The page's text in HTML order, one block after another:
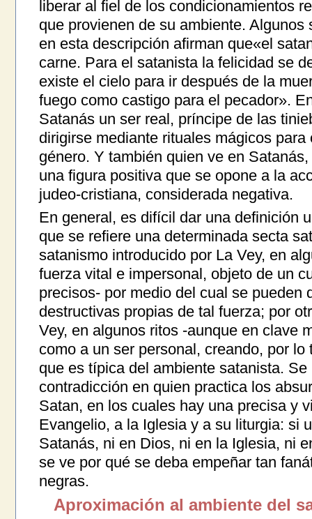
liberar al fiel de los condicionamientos
que provienen de su ambiente.
en esta descripción afirman que«el
carne. Para el satanista la felicidad se
existe el cielo para ir después de la
fuego como castigo para el pecador».
Satanás un ser real, príncipe de las
dirigirse mediante rituales mágicos
género. Y también quien ve en
una figura positiva que se opone a la
judeo-cristiana, considerada negativa.
En general, es difícil dar una definición
que se refiere una determinada secta
satanismo introducido por La Vey, en
fuerza vital e impersonal, objeto de un
precisos- por medio del cual se pueden
destructivas propias de tal fuerza; por
Vey, en algunos ritos -aunque en clave
como a un ser personal, creando, por
que es típica del ambiente satanista.
contradicción en quien practica los
Satan, en los cuales hay una precisa y
Evangelio, a la Iglesia y a su liturgia: si
Satanás, ni en Dios, ni en la Iglesia, ni
se ve por qué se deba empeñar tan
negras.
Aproximación al ambiente del